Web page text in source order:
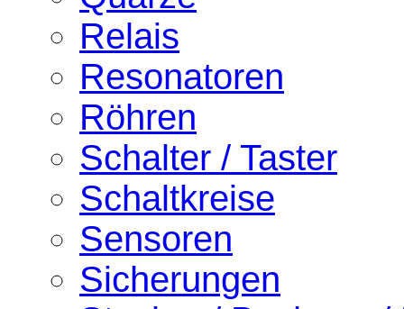
Relais
Resonatoren
Röhren
Schalter / Taster
Schaltkreise
Sensoren
Sicherungen